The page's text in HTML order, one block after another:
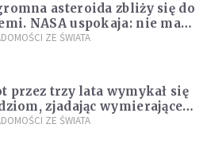
asteroida zbliży się do
NASA uspokaja: nie ma
ZE ŚWIATA
przez trzy lata wymykał się
zjadając wymierające
W końcu popełnił
ZE ŚWIATA